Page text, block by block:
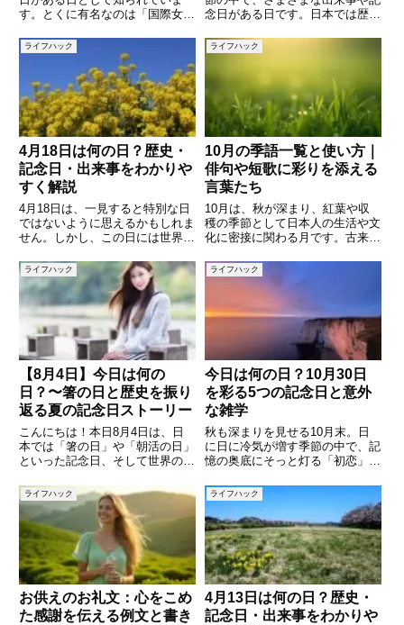
す。とくに有名なのは「国際女性
社会参加について考える日として
多くのイベントが開催されていま
す。しかし、3月8日の記念日は
それだけではありません。日本独
自
念日がある日です。日本では歴史
して知られているほか、文化や生
活に関わる記念日も制定されてい
名人や、過去に起きた出来事を
ライフハック
4月18日は何の日？歴史・
記念日・出来事をわかりや
すく解説
4月18日は、一見すると特別な日
ではないように思えるかもしれま
せん。しかし、この日には世界的
れているユニークな記念日、さら
には歴史的な出来事が数多く存在
します。この記事では、4月18日
にまつわる記念日や歴史的な
ライフハック
10月の季語一覧と使い方｜
俳句や短歌に彩りを添える
言葉たち
10月は、秋が深まり、紅葉や収
穫の季節として日本人の生活や文
化に密接に関わる月です。古来よ
節を象徴する数多くの季語が用い
られてきました。10月の季語に
は、自然の移ろいや人々の暮ら
し、そして祭りや年中行事が色濃
ライフハック
【8月4日】今日は何の
日？〜箸の日と歴史を振り
返る夏の記念日ストーリー
こんにちは！本日8月4日は、日
本では「箸の日」や「朝活の日」
といった記念日、そして世界の歴
すべき日です。本記事では、箸や
朝活の文化的意義から、銀座で日
本初のビヤホール誕生の歴史、さ
らには世界の重要な記念日や歴史
ライフハック
今日は何の日？10月30日
を彩る5つの記念日と意外
な雑学
秋も深まりを見せる10月末。日
に日に冷気が増す季節の中で、記
憶の奥底にそっと灯る「初恋」の
る記憶――そんな感覚と重なるよ
うに、10月30日にはさまざまな
記念日が定められています。本記
事では、10月30日の代表的
ライフハック
お供えのお礼文：心をこめ
た感謝を伝える例文と書き
ライフハック
4月13日は何の日？歴史・
記念日・出来事をわかりや